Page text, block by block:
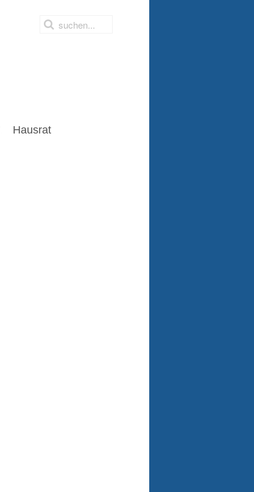
Hausrat